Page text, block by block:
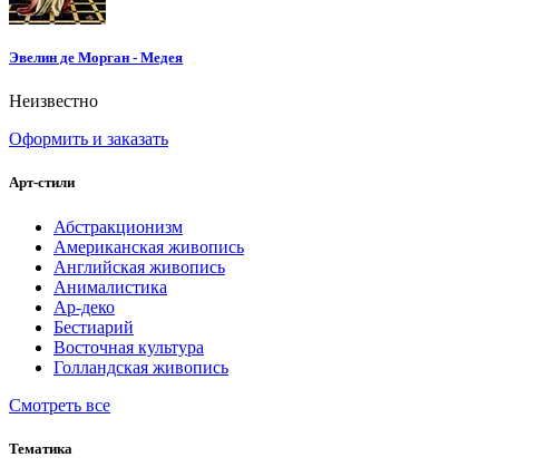
Эвелин де Морган - Медея
Неизвестно
Оформить и заказать
Арт-стили
Абстракционизм
Американская живопись
Английская живопись
Анималистика
Ар-деко
Бестиарий
Восточная культура
Голландская живопись
Смотреть все
Тематика